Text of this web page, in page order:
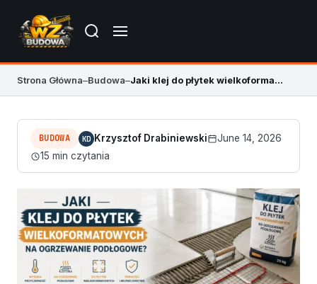
Strona Główna–Budowa– Jaki klej do płytek wielkoformatowych na ogrzewanie podłogowe
BUDOWA KD Krzysztof Drabiniewski
June 14, 2026
15 min czytania